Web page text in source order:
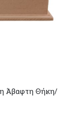
Άβαφτη Θήκη/